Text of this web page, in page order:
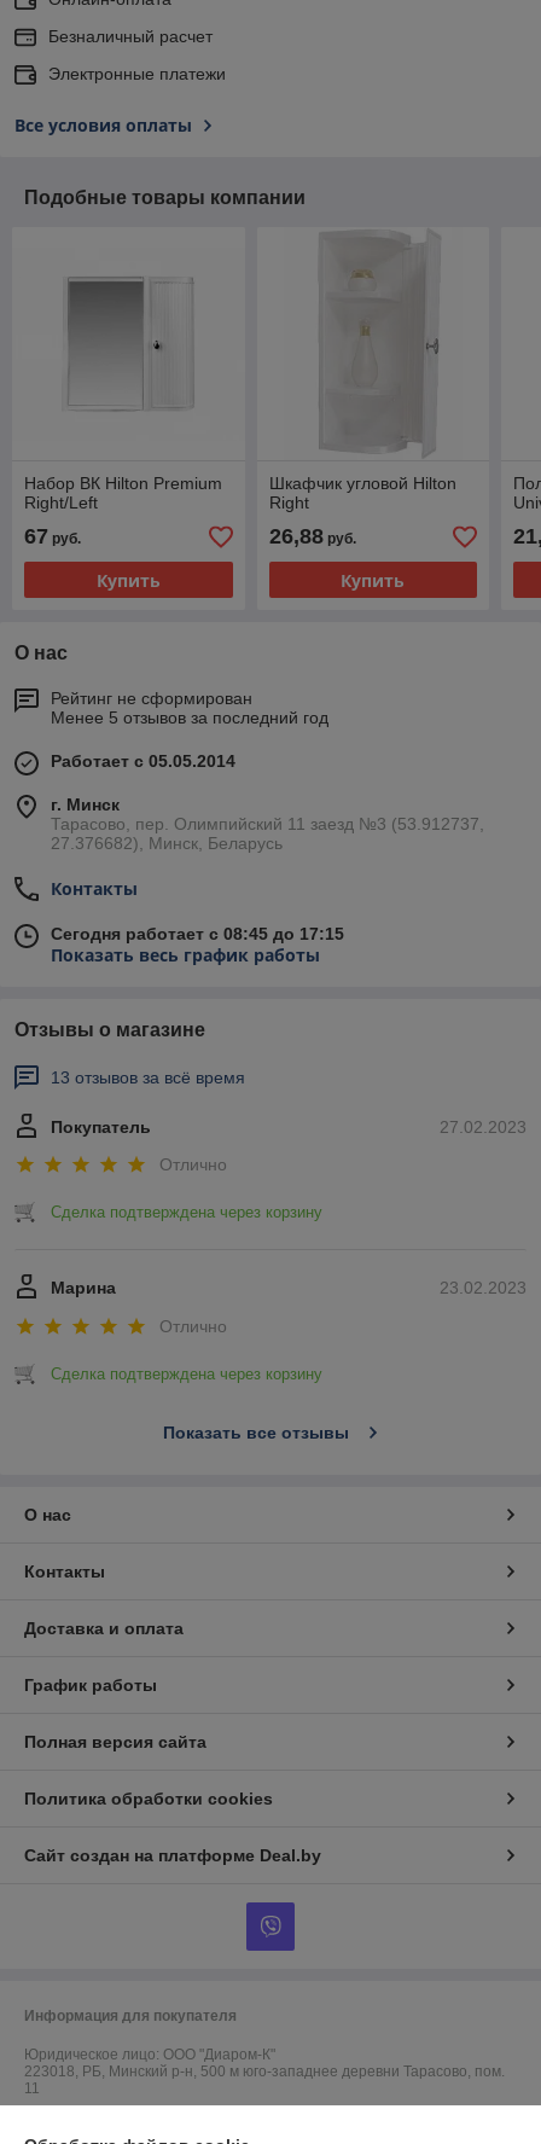
Безналичный расчет
Электронные платежи
Все условия оплаты
Подобные товары компании
Набор ВК Hilton Premium
Right/Left
67 руб.
Купить
Шкафчик угловой Hilton
Right
26,88руб.
Купить
О нас
Рейтинг не сформирован
Менее 5 отзывов за последний год
Работает с 05.05.2014
г. Минск
Тарасово, пер. Олимпийский 11 заезд №3 (53.912737,
27.376682), Минск, Беларусь
Контакты
Сегодня работает с 08:45 до 17:15
Показать весь график работы
Отзывы о магазине
13 отзывов за всё время
27.02.2023
Покупатель
Отлично
Сделка подтверждена через корзину
23.02.2023
Марина
Отлично
Сделка подтверждена через корзину
Показать все отзывы
О нас
Контакты
Доставка и оплата
График работы
Полная версия сайта
Политика обработки cookies
Сайт создан на платформе Deal.by
Информация для покупателя
Юридическое лицо: ООО "Диаром-К"
223018, РБ, Минский р-н, 500 м юго-западнее деревни Тарасово, пом.
11